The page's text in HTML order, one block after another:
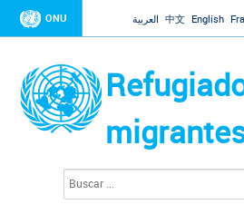
Jump to
ONU العربية 中文 English
s